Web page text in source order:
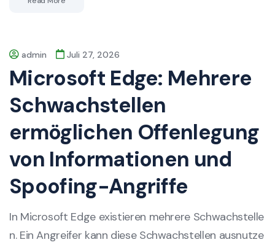
admin Juli 27, 2026
Microsoft Edge: Mehrere
Schwachstellen
ermöglichen Offenlegung
von Informationen und
Spoofing-Angriffe
In Microsoft Edge existieren mehrere Schwachstelle
n. Ein Angreifer kann diese Schwachstellen ausnutze